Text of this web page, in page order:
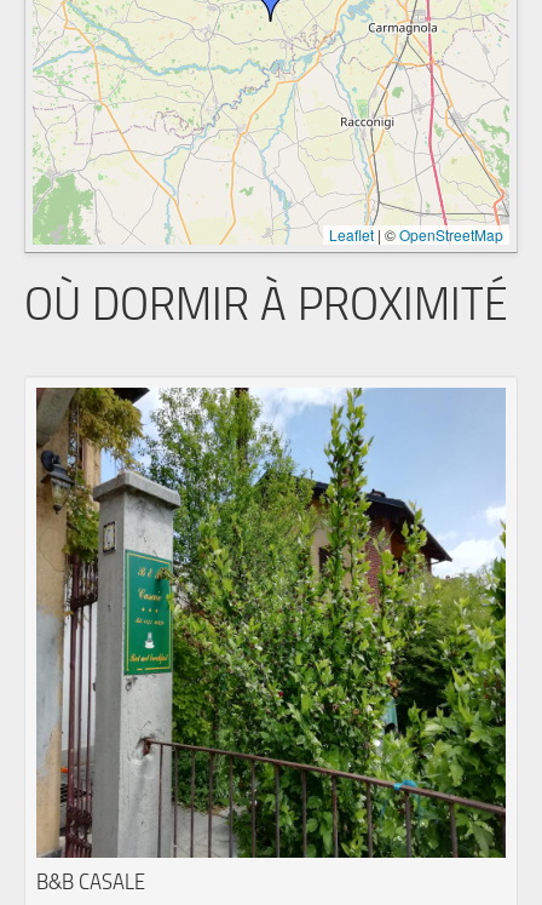
Leaflet | ©OpenStreetMap
OÙ DORMIR À PROXIMITÉ
B&B CASALE